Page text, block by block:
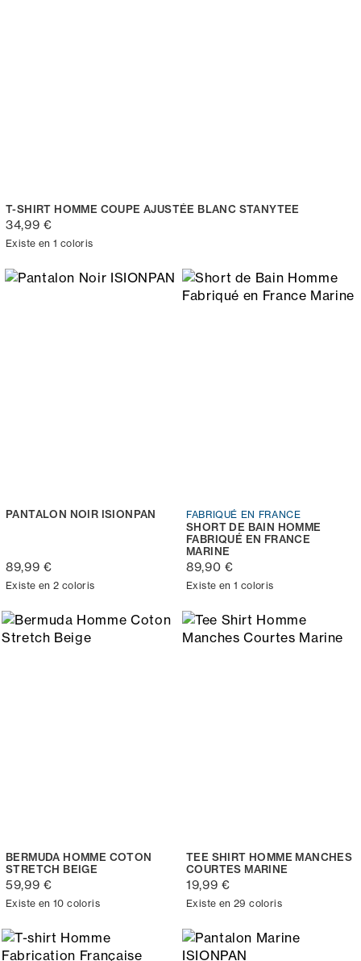
T-SHIRT HOMME COUPE AJUSTÉE BLANC STANYTEE
34,99 €
Existe en 1 coloris
PANTALON NOIR ISIONPAN
89,99 €
Existe en 2 coloris
FABRIQUÉ EN FRANCE
SHORT DE BAIN HOMME
FABRIQUÉ EN FRANCE
MARINE
89,90 €
Existe en 1 coloris
BERMUDA HOMME COTON
STRETCH BEIGE
59,99 €
Existe en 10 coloris
TEE SHIRT HOMME MANCHES
COURTES MARINE
19,99 €
Existe en 29 coloris